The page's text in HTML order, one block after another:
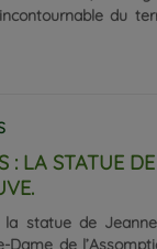
du
Soutenu par le
: LA STATUE
la statue de
Dame de